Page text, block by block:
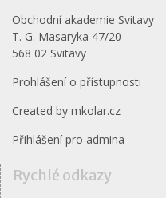
Obchodní akademie Svitavy
T. G. Masaryka 47/20
568 02 Svitavy
Prohlášení o přístupnosti
Created by mkolar.cz
Přihlášení pro admina
Rychlé odkazy